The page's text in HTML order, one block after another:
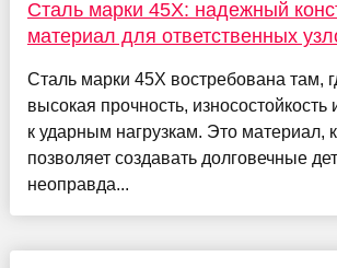
Сталь марки 45Х: надежный
материал для ответственных
Сталь марки 45Х востребована там,
высокая прочность, износостойкость
к ударным нагрузкам. Это материал,
позволяет создавать долговечные
неоправда...